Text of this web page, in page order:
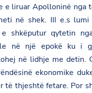
e liruar Apolloninë nga
në shek. III e.s lumi
shkëputur qytetin
në një epokë ku i
në lidhje me detin.
ekonomike
të thjeshtë fetare. Por